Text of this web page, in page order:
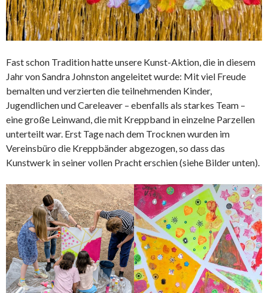
Fast schon Tradition hatte unsere Kunst-Aktion, die in diesem
Jahr von Sandra Johnston angeleitet wurde: Mit viel Freude
bemalten und verzierten die teilnehmenden Kinder,
Jugendlichen und Careleaver – ebenfalls als starkes Team –
eine große Leinwand, die mit Kreppband in einzelne Parzellen
unterteilt war. Erst Tage nach dem Trocknen wurden im
Vereinsbüro die Kreppbänder abgezogen, so dass das
Kunstwerk in seiner vollen Pracht erschien (siehe Bilder unten).